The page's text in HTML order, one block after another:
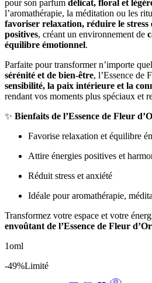
pour son parfum délicat, floral et
l’aromathérapie, la méditation ou les
favoriser relaxation, réduire le stress
positives, créant un environnement de
équilibre émotionnel.
Parfaite pour transformer n’importe
sérénité et de bien-être, l’Essence de
sensibilité, la paix intérieure et la
rendant vos moments plus spéciaux et
✨ Bienfaits de l’Essence de Fleur
Favorise relaxation et équilibre
Attire énergies positives et
Réduit stress et anxiété
Idéale pour aromathérapie,
Transformez votre espace et votre
envoûtant de l’Essence de Fleur
1oml
-49%Limité